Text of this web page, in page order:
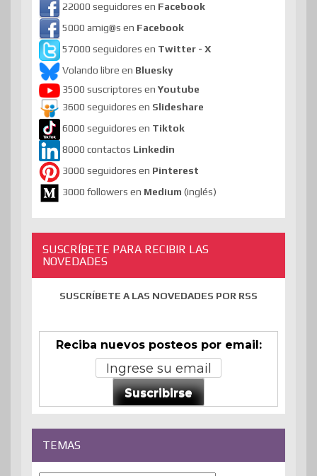
22000 seguidores en Facebook
5000 amig@s en Facebook
57000 seguidores en Twitter - X
Volando libre en Bluesky
3500 suscriptores en Youtube
3600 seguidores en Slideshare
6000 seguidores en Tiktok
8000 contactos Linkedin
3000 seguidores en Pinterest
3000 followers en Medium (inglés)
SUSCRÍBETE PARA RECIBIR LAS
NOVEDADES
SUSCRÍBETE A LAS NOVEDADES POR RSS
Reciba nuevos posteos por email:
Suscribirse
TEMAS